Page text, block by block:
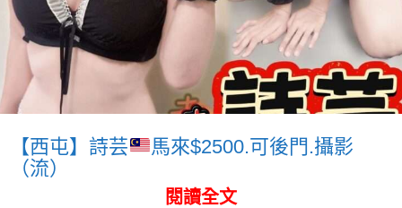
【西屯】詩芸
馬來$2500.可後門.攝影
（流）
閱讀全文